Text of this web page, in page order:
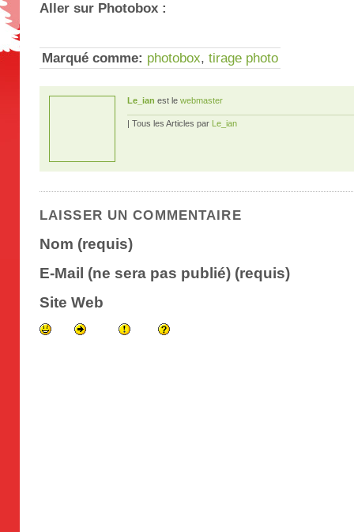
Aller sur Photobox :
Marqué comme: photobox, tirage photo
Le_ian est le webmaster
| Tous les Articles par Le_ian
LAISSER UN COMMENTAIRE
Nom (requis)
E-Mail (ne sera pas publié) (requis)
Site Web